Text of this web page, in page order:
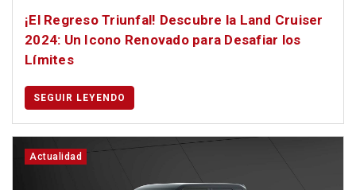
¡El Regreso Triunfal! Descubre la Land Cruiser
2024: Un Icono Renovado para Desafiar los
Límites
SEGUIR LEYENDO
Actualidad